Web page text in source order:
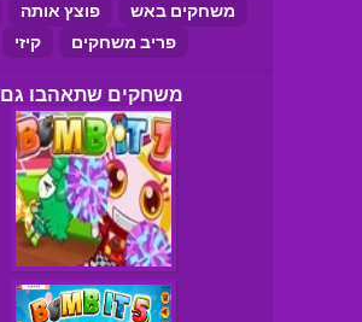
משחקים באש
פוצץ אותה
פריב משחקים
קיזי
משחקים שתאהבו גם